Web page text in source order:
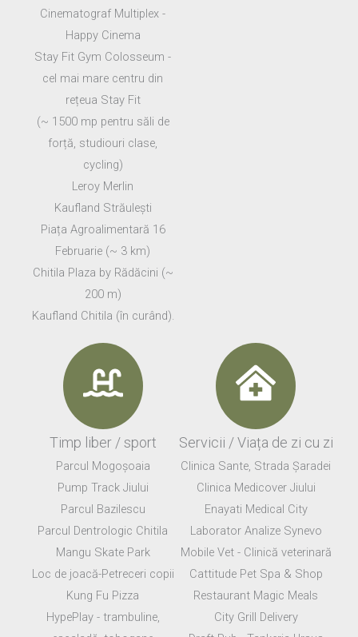
Cinematograf Multiplex -
Happy Cinema
Stay Fit Gym Colosseum -
cel mai mare centru din
rețeua Stay Fit
(~ 1500 mp pentru săli de
forță, studiouri clase,
cycling)
Leroy Merlin
Kaufland Străulești
Piața Agroalimentară 16
Februarie (~ 3 km)
Chitila Plaza by Rădăcini (~
200 m)
Kaufland Chitila (în curând).
Timp liber / sport
Parcul Mogoșoaia
Pump Track Jiului
Parcul Bazilescu
Parcul Dentrologic Chitila
Mangu Skate Park
Loc de joacă-Petreceri copii
Kung Fu Pizza
HypePlay - trambuline,
Servicii / Viața de zi cu zi
Clinica Sante, Strada Șaradei
Clinica Medicover Jiului
Enayati Medical City
Laborator Analize Synevo
Mobile Vet - Clinică veterinară
Cattitude Pet Spa & Shop
Restaurant Magic Meals
City Grill Delivery